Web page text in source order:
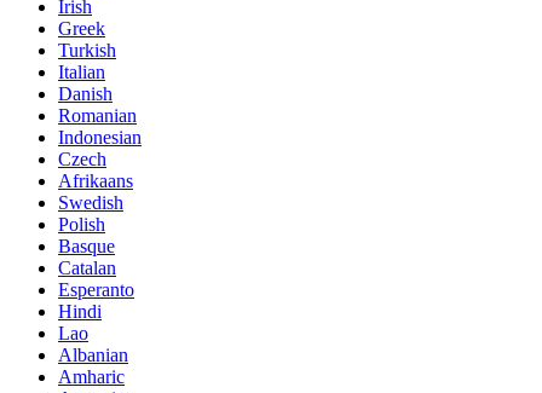
Irish
Greek
Turkish
Italian
Danish
Romanian
Indonesian
Czech
Afrikaans
Swedish
Polish
Basque
Catalan
Esperanto
Hindi
Lao
Albanian
Amharic